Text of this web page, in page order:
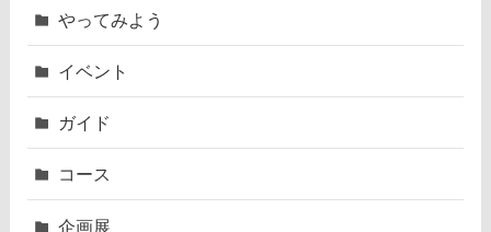
やってみよう
イベント
ガイド
コース
企画展